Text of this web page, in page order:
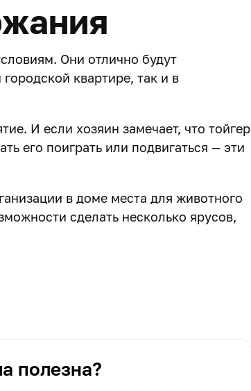
Они отлично будут
квартире, так и в
И если хозяин замечает, что тойгер
его поиграть или подвигаться — эти
в доме места для животного
сделать несколько ярусов,
полезна?